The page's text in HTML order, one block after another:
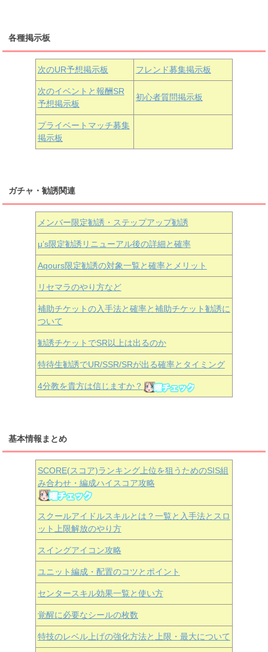
黒澤ダイヤ
朝香果林 近江彼方 エマ・ヴェルデ
各種掲示板
次のUR予想掲示板 フレンド募集掲示板
次のイベントと報酬SR
予想掲示板
初心者質問掲示板
プライベートマッチ募集
掲示板
ガチャ・勧誘関連
メンバー限定勧誘・ステップアップ勧誘
μ’s限定勧誘リニューアル後の詳細と確率
Aqours限定勧誘の対象一覧と確率とメリット
リセマラのやり方など
補助チケットの入手法と確率と補助チケット勧誘に
ついて
勧誘チケットでSR以上は出るのか
特待生勧誘でUR/SSR/SRが出る確率とタイミング
4分教を貴方は信じますか？
基本情報まとめ
SCORE(スコア)ランキング上位を狙うためのSIS組
み合わせ・編成ハイスコア攻略
スクールアイドルスキルとは？一覧と入手法とスロ
ット上限解放のやり方
スイングアイコン攻略
ユニット編成・配置のコツとポイント
センタースキル効果一覧と使い方
覚醒に必要なシールの枚数
特技のレベル上げの強化方法と上限・最大について